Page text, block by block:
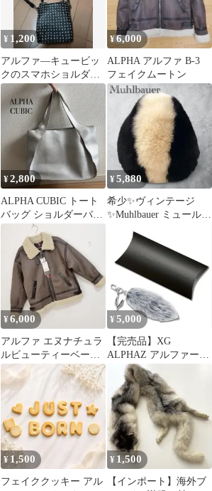
¥ 1,200
アルファ―キュービッ
クのスマホショルダー
★ドット柄★未使用で
す
¥6,000
ALPHA アルファ B-3
フェイクムートン
¥2,800
ALPHA CUBIC トート
バッグ ショルダーバッ
グ シルバー
¥5,880
希少✨ヴィンテージ
✨Muhlbauer ミュールバ
¥6,000
アルファ エヌナチュラ
ルビューティーベーシ
ック フェイクムートン
ジャケット.56
¥ 5,000
【完売品】XG
ALPHAZ アルファーズ
限定 テイルチャーム
¥ 1,500
フェイククッキー アル
¥ 1,500
【インポート】海外ブ